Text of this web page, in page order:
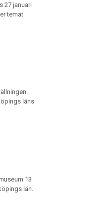
27 januari
temat
läns
13
län.